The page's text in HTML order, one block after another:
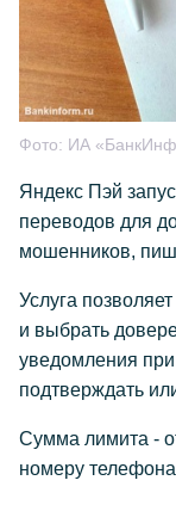
Фото: ИА
Яндекс Пэй
переводов для
мошенников,
Услуга
и выбрать
уведомления
подтверждать
Сумма лимита -
номеру